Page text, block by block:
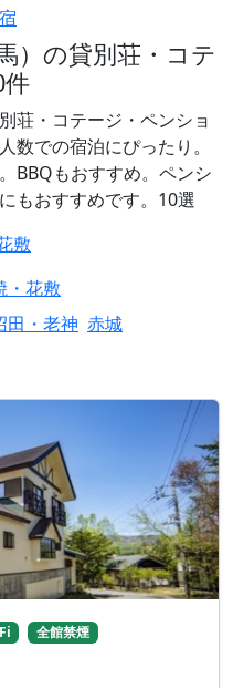
）の貸別荘・コテ
荘・コテージ・ペンショ
数での宿泊にぴったり。
BBQもおすすめ。ペンシ
もおすすめです。10選
敷
・花敷
田・老神 赤城
全館禁煙